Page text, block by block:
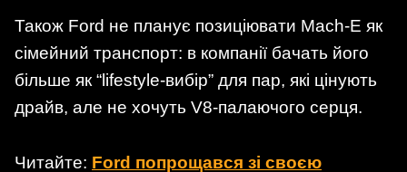
Також Ford не планує позиціювати Mach-E як
сімейний транспорт: в компанії бачать його
більше як “lifestyle-вибір” для пар, які цінують
драйв, але не хочуть V8-палаючого серця.
Читайте: Ford попрощався зі своєю